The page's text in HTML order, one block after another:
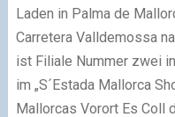
Laden in Palma de
Carretera Valldemossa
ist Filiale Nummer zwei
im „S´Estada Mallorca
Mallorcas Vorort Es Coll